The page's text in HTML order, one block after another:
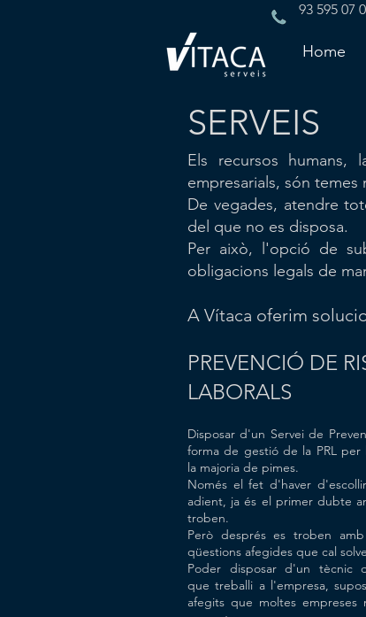
93 595 07
Home
SERVEIS
Els recursos
empresarials, són
De vegades, atendre
del que no es disposa.
Per això, l'opció de
obligacions legals de
A Vítaca oferim
PREVENCIÓ DE
LABORALS
Disposar d'un Servei de
forma de gestió de la PRL
la majoria de pimes.
Només el fet d'haver
adient, ja és el primer dubte
troben.
Però després es troben
qüestions afegides que cal
Poder disposar d'un tècnic
que treballi a l'empresa,
afegits que moltes empreses